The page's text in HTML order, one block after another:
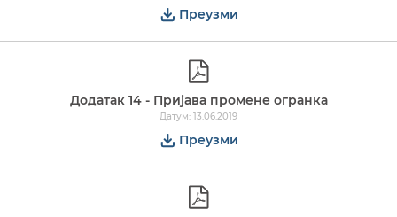
Преузми
Додатак 14 - Пријава промене огранка
Датум: 13.06.2019
Преузми